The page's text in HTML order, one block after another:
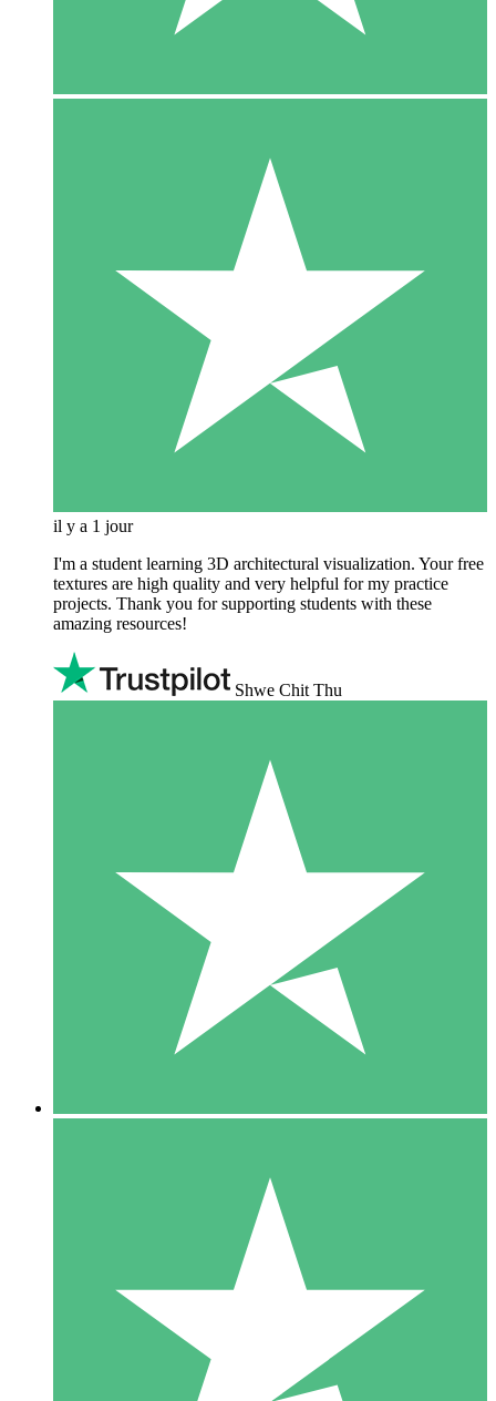
il y a 1 jour
I'm a student learning 3D architectural visualization. Your free
textures are high quality and very helpful for my practice
projects. Thank you for supporting students with these
amazing resources!
Shwe Chit Thu